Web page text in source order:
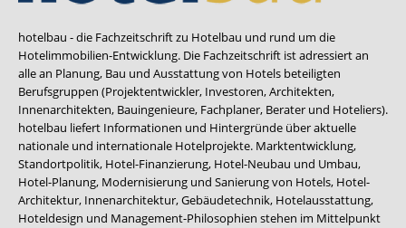
hotelbau - die Fachzeitschrift zu Hotelbau und rund um die
Hotelimmobilien-Entwicklung. Die Fachzeitschrift ist adressiert an
alle an Planung, Bau und Ausstattung von Hotels beteiligten
Berufsgruppen (Projektentwickler, Investoren, Architekten,
Innenarchitekten, Bauingenieure, Fachplaner, Berater und Hoteliers).
hotelbau liefert Informationen und Hintergründe über aktuelle
nationale und internationale Hotelprojekte. Marktentwicklung,
Standortpolitik, Hotel-Finanzierung, Hotel-Neubau und Umbau,
Hotel-Planung, Modernisierung und Sanierung von Hotels, Hotel-
Architektur, Innenarchitektur, Gebäudetechnik, Hotelausstattung,
Hoteldesign und Management-Philosophien stehen im Mittelpunkt